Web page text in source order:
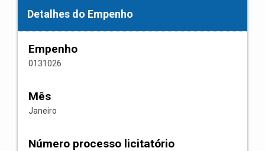
Detalhes do Empenho
Empenho
0131026
Mês
Janeiro
Número processo licitatório